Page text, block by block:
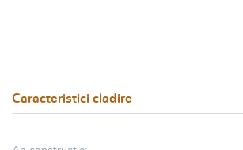
Caracteristici cladire